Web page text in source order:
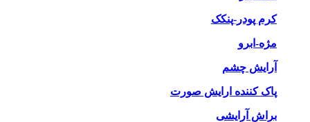
کرم پودر-پنکک
مژه-ابرو
آرایش چشم
پاک کننده ارایش صورت
براش آرایشی